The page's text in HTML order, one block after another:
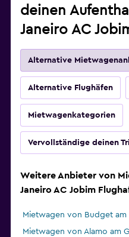
deinen
Janeiro AC
Alternative
Alternative Flughäfen
Mietwagenkategorien
Vervollständige deinen
Weitere Anbieter von
Janeiro AC Jobim
Mietwagen von Budget am
Mietwagen von Alamo am